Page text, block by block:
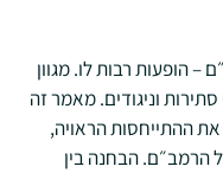
הופעות רבות לו. מגוון
וניגודים. מאמר זה
ההתייחסות הראויה,
הרמב״ם. הבחנה בין